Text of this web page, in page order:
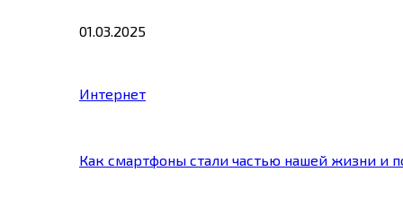
01.03.2025
Интернет
Как смартфоны стали частью нашей жизни и